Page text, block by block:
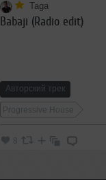
Taga
Babaji (Radio edit)
Авторский трек
Progressive House